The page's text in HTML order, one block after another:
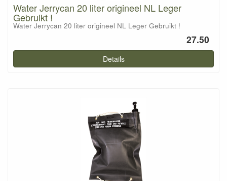
Water Jerrycan 20 liter origineel NL Leger
Gebruikt !
Water Jerrycan 20 liter origineel NL Leger Gebruikt !
27.50
Details